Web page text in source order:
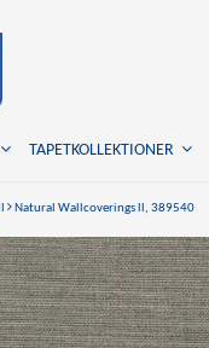
Natural Wallcoverings ll, 389540
TAPETKOLLEKTIONER